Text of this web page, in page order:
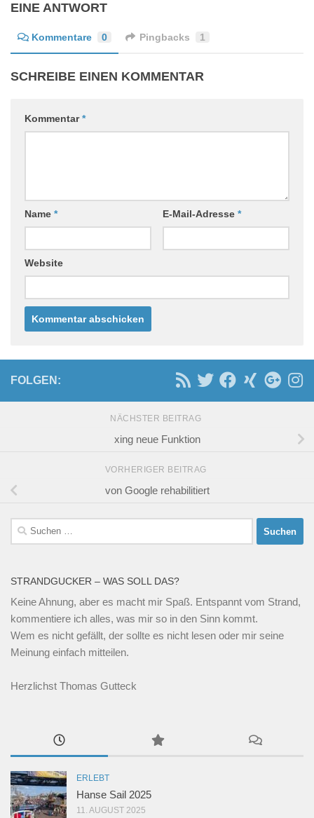
EINE ANTWORT
Kommentare 0 Pingbacks 1
SCHREIBE EINEN KOMMENTAR
Kommentar*
Name * E-Mail-Adresse *
Website
FOLGEN:
NÄCHSTER BEITRAG
xing neue Funktion
VORHERIGER BEITRAG
von Google rehabilitiert
Suchen
nach:
STRANDGUCKER – WAS SOLL DAS?
Keine Ahnung, aber es macht mir Spaß. Entspannt vom Strand,
kommentiere ich alles, was mir so in den Sinn kommt.
Wem es nicht gefällt, der sollte es nicht lesen oder mir seine
Meinung einfach mitteilen.
Herzlichst Thomas Gutteck
ERLEBT
Hanse Sail 2025
11. AUGUST 2025